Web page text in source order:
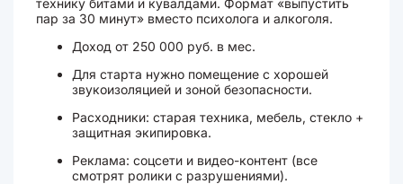
технику битами и кувалдами. Формат «выпустить
пар за 30 минут» вместо психолога и алкоголя.
Доход от 250 000 руб. в мес.
Для старта нужно помещение с хорошей
звукоизоляцией и зоной безопасности.
Расходники: старая техника, мебель, стекло +
защитная экипировка.
Реклама: соцсети и видео-контент (все
смотрят ролики с разрушениями).